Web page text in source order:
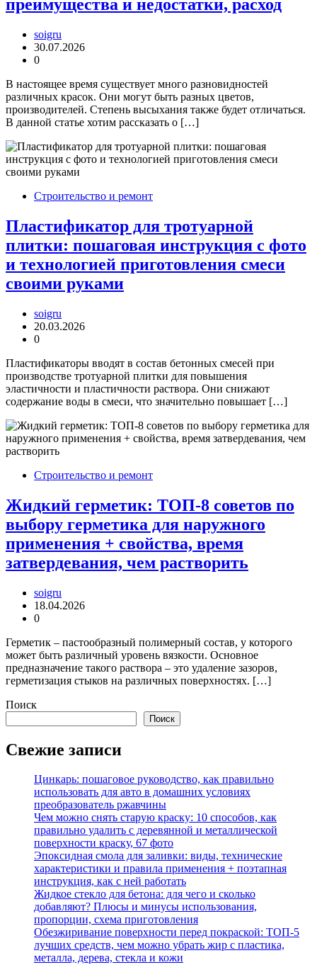
преимущества и недостатки, расход
soigru
30.07.2026
0
В настоящее время существует много разновидностей
различных красок. Они могут быть разных цветов,
производителей. Степень высыхания также будет отличаться.
В данной статье хотим рассказать о […]
Строительство и ремонт
Пластификатор для тротуарной
плитки: пошаговая инструкция с фото
и технологией приготовления смеси
своими руками
soigru
20.03.2026
0
Пластификаторы вводят в состав бетонных смесей при
производстве тротуарной плитки для повышения
эластичности и пластичности раствора. Они снижают
содержание воды в смеси, что значительно повышает […]
Строительство и ремонт
Жидкий герметик: ТОП-8 советов по
выбору герметика для наружного
применения + свойства, время
затвердевания, чем растворить
soigru
18.04.2026
0
Герметик – пастообразный полимерный состав, у которого
может быть различный уровень вязкости. Основное
предназначение такого раствора – это удаление зазоров,
герметизация стыков на различных поверхностях. […]
Поиск
Поиск
Свежие записи
Цинкарь: пошаговое руководство, как правильно
использовать для авто в домашних условиях
преобразователь ржавчины
Чем можно снять старую краску: 10 способов, как
правильно удалить с деревянной и металлической
поверхности краску, 67 фото
Эпоксидная смола для заливки: виды, технические
характеристики и правила применения + поэтапная
инструкция, как с ней работать
Жидкое стекло для бетона: для чего и сколько
добавляют? Плюсы и минусы использования,
пропорции, схема приготовления
Обезжиривание поверхности перед покраской: ТОП-5
лучших средств, чем можно убрать жир с пластика,
металла, дерева, стекла и кожи